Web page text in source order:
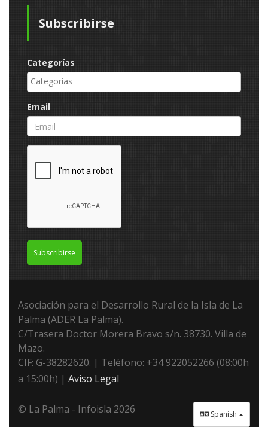
Subscribirse
Categorías
Email
Subscribirse
Asociación para el Desarrollo Rural de la Isla de La
Palma (ADER La Palma).
C/Trasera Doctor Morera Bravo s/n. 38730. Villa de
Mazo.
CIF: G-38282620. | Teléfono: +34 922052266 (08:00h
a 15:00h) | Aviso Legal
Spanish
© La Palma - Infoisla 2026